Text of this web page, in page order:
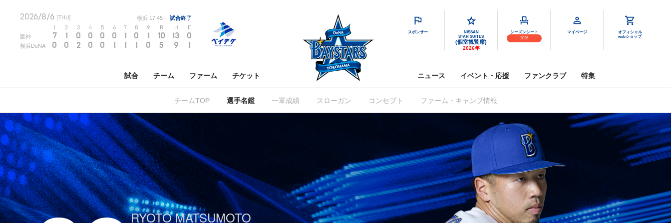
2026/8/6 [THU] 横浜 17:45 試合終了
2 3 4 5 6 7 8 9 R H E
阪神 7 1 0 0 0 0 1 0 1 10 13 0
横浜DeNA 0 0 2 0 0 1 1 1 0 5 9 1
スポンサー
NISSAN
STAR SUITES
(個室観覧席)
2026年
シーズンシート
2026
マイページ
オフィシャル
webショップ
試合 チーム ファーム チケット ニュース イベント・応援 ファンクラブ 特集
チームTOP 選手名鑑 一軍成績 スローガン コンセプト ファーム・キャンプ情報
RYOTO MATSUMOTO